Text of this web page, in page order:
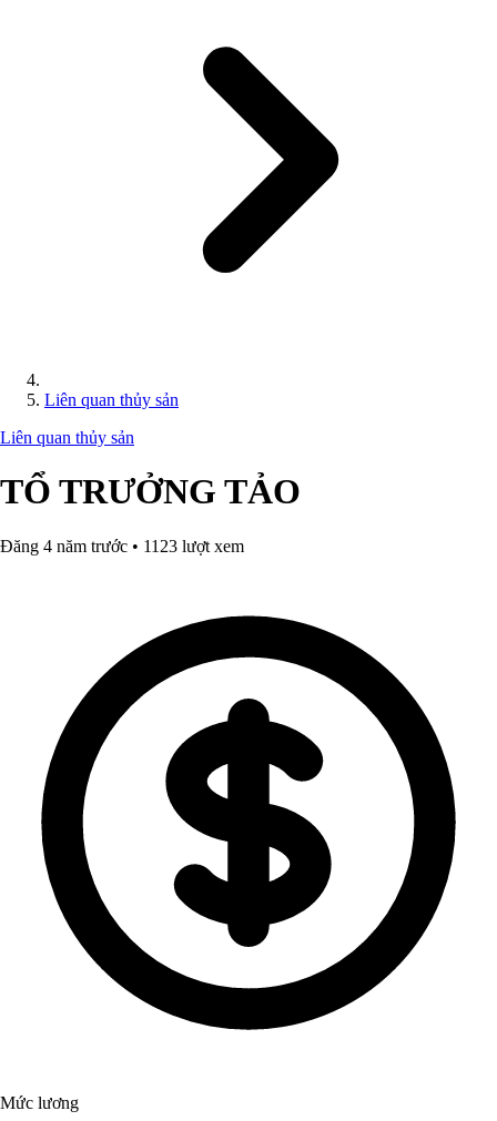
Liên quan thủy sản
Liên quan thủy sản
TỔ TRƯỞNG TẢO
Đăng 4 năm trước • 1123 lượt xem
Mức lương